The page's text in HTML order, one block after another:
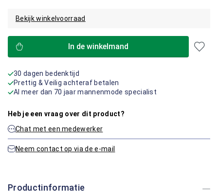
Bekijk winkelvoorraad
In de winkelmand
30 dagen bedenktijd
Prettig & Veilig achteraf betalen
Al meer dan 70 jaar mannenmode specialist
Heb je een vraag over dit product?
Chat met een medewerker
Neem contact op via de e-mail
Productinformatie